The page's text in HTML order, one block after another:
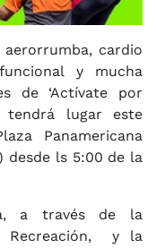
cardio
y mucha
de ‘Actívate por
lugar este
Panamericana
desde ls 5:00 de la
a través de la
y la